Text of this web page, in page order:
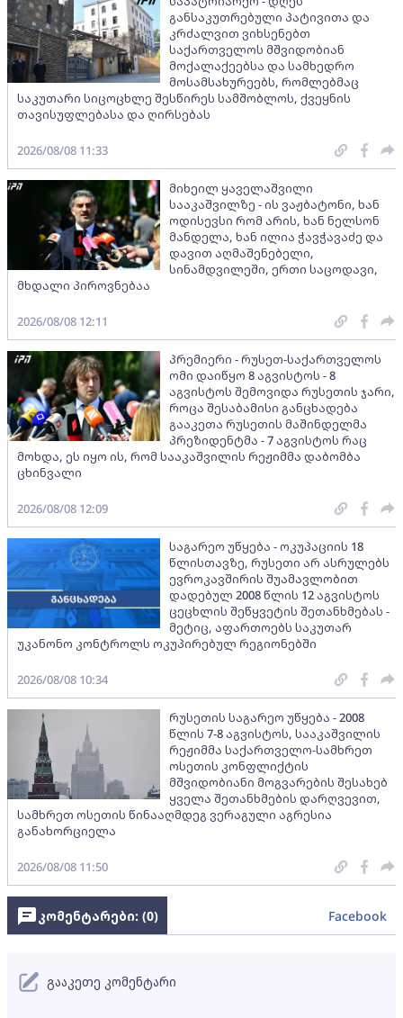
განსაკუთრებული პატივითა და
კრძალვით ვიხსენებთ
საქართველოს მშვიდობიან
მოქალაქეებსა და სამხედრო
მოსამსახურეებს, რომლებმაც
საკუთარი სიცოცხლე შესწირეს სამშობლოს, ქვეყნის
თავისუფლებასა და ღირსებას
2026/08/08 11:33
მიხეილ ყაველაშვილი
სააკაშვილზე - ის ვაჟბატონი, ხან
ოდისევსი რომ არის, ხან ნელსონ
მანდელა, ხან ილია ჭავჭავაძე და
დავით აღმაშენებელი,
სინამდვილეში, ერთი საცოდავი,
მხდალი პიროვნებაა
2026/08/08 12:11
პრემიერი - რუსეთ-საქართველოს
ომი დაიწყო 8 აგვისტოს - 8
აგვისტოს შემოვიდა რუსეთის ჯარი,
როცა შესაბამისი განცხადება
გააკეთა რუსეთის მაშინდელმა
პრეზიდენტმა - 7 აგვისტოს რაც
მოხდა, ეს იყო ის, რომ სააკაშვილის რეჟიმმა დაბომბა
ცხინვალი
2026/08/08 12:09
საგარეო უწყება - ოკუპაციის 18
წლისთავზე, რუსეთი არ ასრულებს
ევროკავშირის შუამავლობით
დადებულ 2008 წლის 12 აგვისტოს
ცეცხლის შეწყვეტის შეთანხმებას -
მეტიც, აფართოებს საკუთარ
უკანონო კონტროლს ოკუპირებულ რეგიონებში
2026/08/08 10:34
რუსეთის საგარეო უწყება - 2008
წლის 7-8 აგვისტოს, სააკაშვილის
რეჟიმმა საქართველო-სამხრეთ
ოსეთის კონფლიქტის
მშვიდობიანი მოგვარების შესახებ
ყველა შეთანხმების დარღვევით,
სამხრეთ ოსეთის წინააღმდეგ ვერაგული აგრესია
განახორციელა
2026/08/08 11:50
კომენტარები: (0) Facebook
გააკეთე კომენტარი